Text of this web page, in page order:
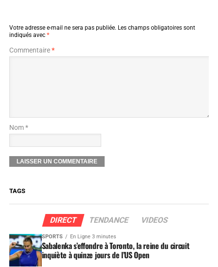
Votre adresse e-mail ne sera pas publiée. Les champs obligatoires sont
indiqués avec *
Commentaire*
Nom *
TAGS
DIRECT TENDANCE VIDEOS
SPORTS En Ligne 3 minutes
Sabalenka s’effondre à Toronto, la reine du circuit
inquiète à quinze jours de l’US Open